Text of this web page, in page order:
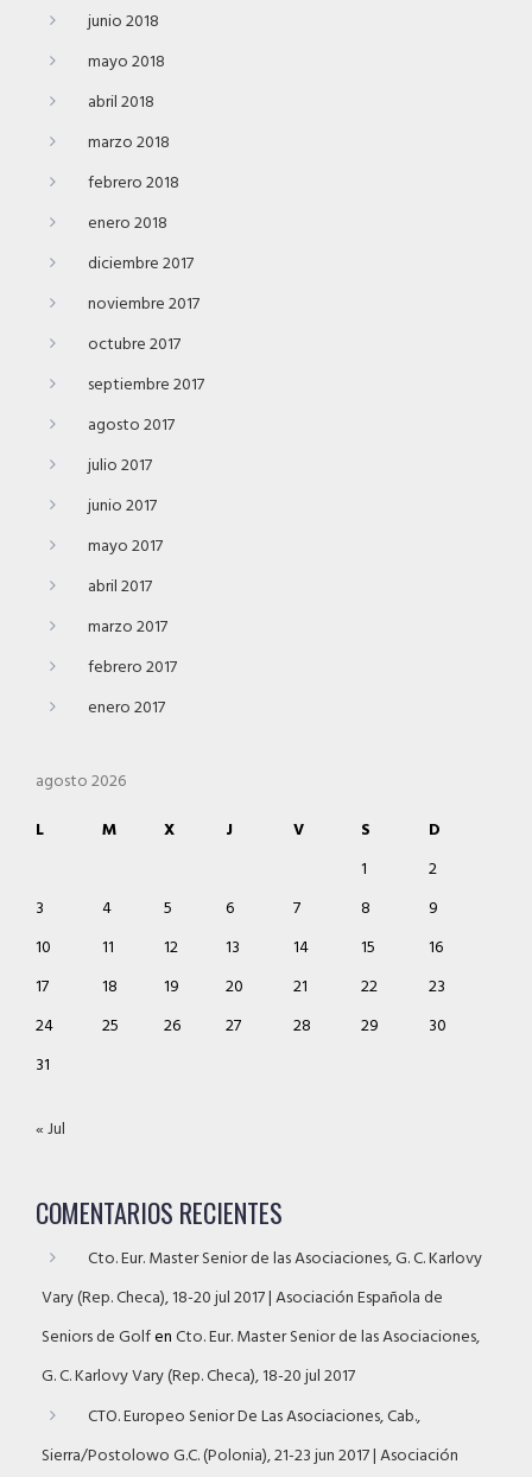
junio 2018
mayo 2018
abril 2018
marzo 2018
febrero 2018
enero 2018
diciembre 2017
noviembre 2017
octubre 2017
septiembre 2017
agosto 2017
julio 2017
junio 2017
mayo 2017
abril 2017
marzo 2017
febrero 2017
enero 2017
agosto 2026
L
M X J V S
D
1
2
3
4 5 6 7 8
9
10
11 12 13 14 15
16
17
18 19 20 21 22
23
24
25 26 27 28 29
30
31
« Jul
COMENTARIOS RECIENTES
Cto. Eur. Master Senior de las Asociaciones, G. C. Karlovy
Vary (Rep. Checa), 18-20 jul 2017 | Asociación Española de
Seniors de GolfenCto. Eur. Master Senior de las Asociaciones,
G. C. Karlovy Vary (Rep. Checa), 18-20 jul 2017
CTO. Europeo Senior De Las Asociaciones, Cab.,
Sierra/Postolowo G.C. (Polonia), 21-23 jun 2017 | Asociación